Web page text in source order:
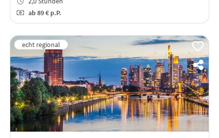
ab89 € p.P.